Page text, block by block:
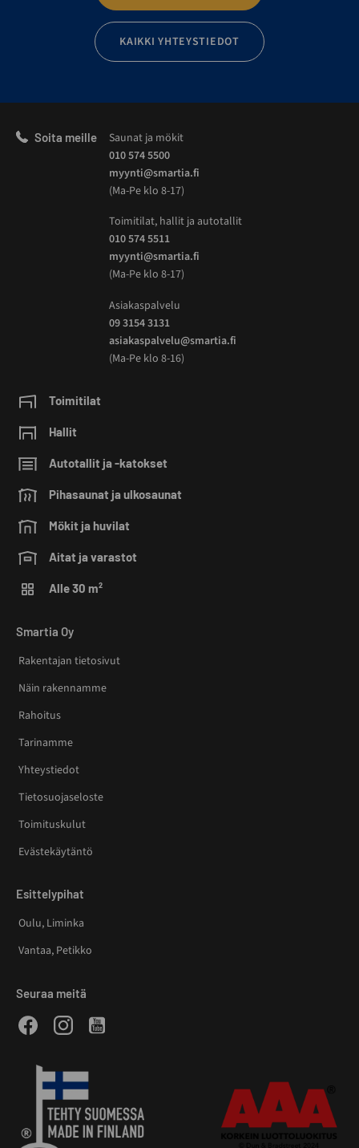
KAIKKI YHTEYSTIEDOT
Soita meille
Saunat ja mökit
010 574 5500
myynti@smartia.fi
(Ma-Pe klo 8-17)
Toimitilat, hallit ja autotallit
010 574 5511
myynti@smartia.fi
(Ma-Pe klo 8-17)
Asiakaspalvelu
09 3154 3131
asiakaspalvelu@smartia.fi
(Ma-Pe klo 8-16)
Toimitilat
Hallit
Autotallit ja -katokset
Pihasaunat ja ulkosaunat
Mökit ja huvilat
Aitat ja varastot
Alle 30 m²
Smartia Oy
Rakentajan tietosivut
Näin rakennamme
Rahoitus
Tarinamme
Yhteystiedot
Tietosuojaseloste
Toimituskulut
Evästekäytäntö
Esittelypihat
Oulu, Liminka
Vantaa, Petikko
Seuraa meitä
FacebookInstagramYoutube